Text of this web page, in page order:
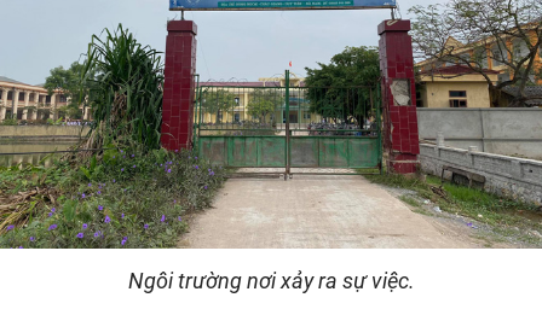
Ngôi trường nơi xảy ra sự việc.